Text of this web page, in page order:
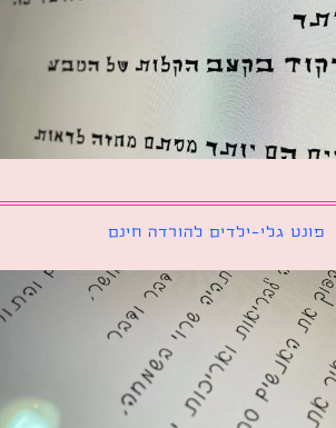
גלי-ילדים להורדה חינם